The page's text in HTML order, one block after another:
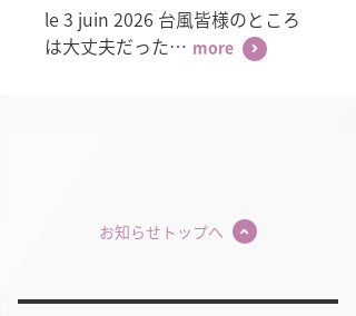
le 3 juin 2026 台風皆様のところ
は大丈夫だった… more
お知らせトップへ